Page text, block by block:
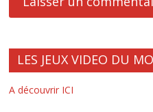
LES JEUX VIDEO DU
A découvrir ICI